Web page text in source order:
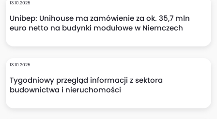
13.10.2025
Unibep: Unihouse ma zamówienie za ok. 35,7 mln
euro netto na budynki modułowe w Niemczech
13.10.2025
Tygodniowy przegląd informacji z sektora
budownictwa i nieruchomości